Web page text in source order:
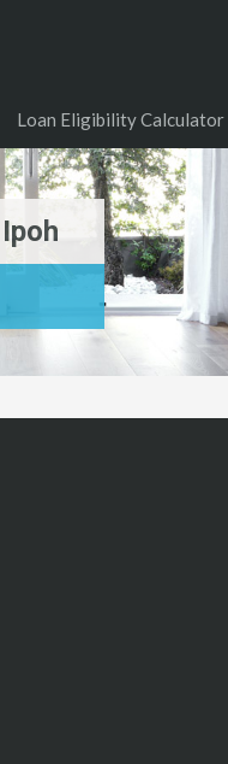
Loan Eligibility Calculator